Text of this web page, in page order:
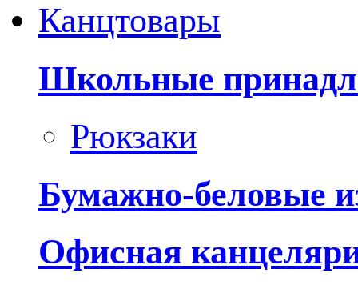
Канцтовары
Школьные
Рюкзаки
Бумажно-беловые
Офисная